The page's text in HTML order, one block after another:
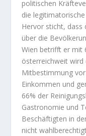
politischen
die
Hervor sticht, dass
über die
Wien betrifft er mit
österreichweit
Mitbestimmung
Einkommen und
66% der
Gastronomie und
Beschäftigten in
nicht